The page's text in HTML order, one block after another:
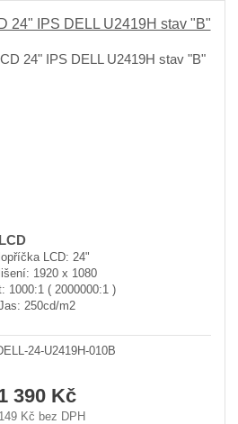
24" IPS DELL U2419H stav "B"
LCD: 24"
1920 x 1080
1000:1 ( 2000000:1 )
250cd/m2
24-U2419H-010B
390 Kč
Kč bez DPH